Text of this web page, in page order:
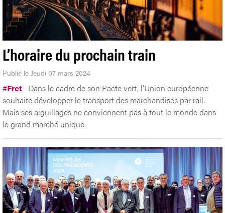
L’horaire du prochain train
Publié le Jeudi 07 mars 2024
#Fret Dans le cadre de son Pacte vert, l’Union européenne
souhaite développer le transport des marchandises par rail.
Mais ses aiguillages ne conviennent pas à tout le monde dans
le grand marché unique.